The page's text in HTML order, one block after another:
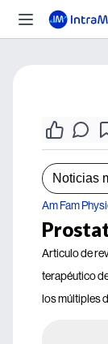
Noticias
Am Fam
Articulo de
terapéutico
los múltiples